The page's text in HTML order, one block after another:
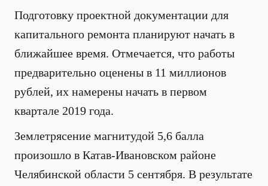
Подготовку проектной документации для
капитального ремонта планируют начать в
ближайшее время. Отмечается, что работы
предварительно оценены в 11 миллионов
рублей, их намерены начать в первом
квартале 2019 года.
Землетрясение магнитудой 5,6 балла
произошло в Катав-Ивановском районе
Челябинской области 5 сентября. В результате